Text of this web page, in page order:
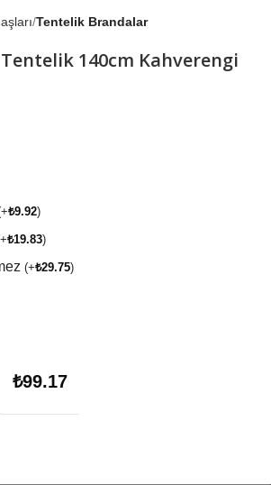
Tentelik Brandalar
140cm Kahverengi
+₺9.92)
+₺19.83)
(+₺29.75)
₺99.17